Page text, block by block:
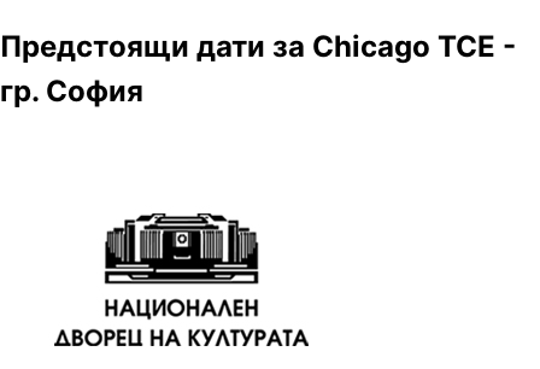
Предстоящи дати за Chicago TCE -
гр. София